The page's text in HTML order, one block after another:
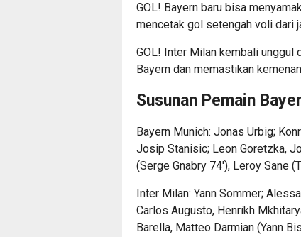
GOL! Bayern baru bisa
mencetak gol setengah voli dari
GOL! Inter Milan kembali
Bayern dan memastikan
Susunan Pemain
Bayern Munich: Jonas Urbig;
Josip Stanisic; Leon Goretzka,
(Serge Gnabry 74′), Leroy Sane
Inter Milan: Yann Sommer;
Carlos Augusto, Henrikh
Barella, Matteo Darmian (Yann